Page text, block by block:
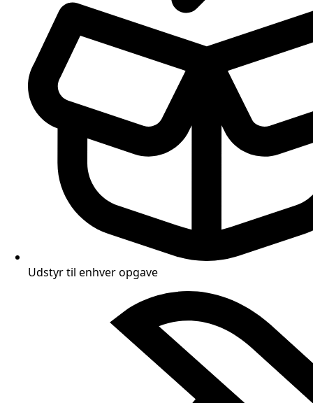
Udstyr til enhver opgave